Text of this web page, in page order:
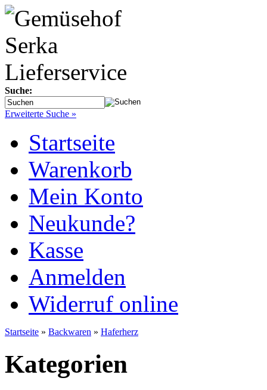
Suche:
Erweiterte Suche »
Startseite
Warenkorb
Mein Konto
Neukunde?
Kasse
Anmelden
Widerruf online
Startseite » Backwaren » Haferherz
Kategorien